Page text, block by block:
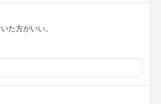
た方がいい。